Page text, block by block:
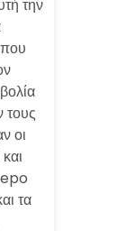
την
τους
οι
τα